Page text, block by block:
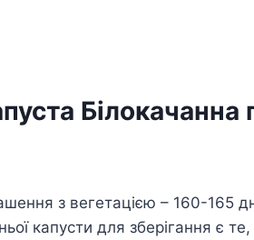
Білокачанна
з вегетацією – 160-165
капусти для зберігання